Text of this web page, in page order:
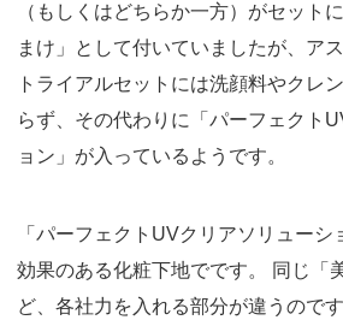
（もしくはどちらか一方）がセット
まけ」として付いていましたが、ア
トライアルセットには洗顔料やクレ
らず、その代わりに「パーフェクト
ョン」が入っているようです。
「パーフェクトUVクリアソリュー
効果のある化粧下地でです。 同じ「
ど、各社力を入れる部分が違うので